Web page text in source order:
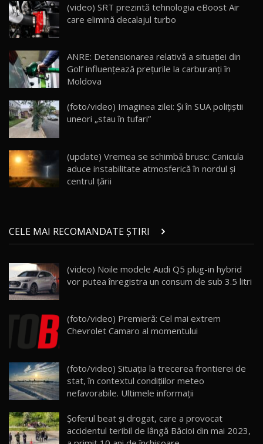
16
AutoBlogMD
13:10
17 20:06
30:08
AutoBlog.MD
23:36
20
Noul ZEEKR 7X / Test Drive AutoBlog.MD
29:08
21
Micul BYD Dolphin Surf / Test Drive
AutoBlog.MD
16:59
22
Noua Mazda 6e / Test Drive AutoBlog.MD
26:59
Lynk & Co 01 / Test Drive AutoBlog.MD
25:19
24
ZEEKR 009: Cel mai Performant și Confortabil
Van Electric Testat în Moldova / AutoBlog.MD
26:38
25
mai Exclusiv și Puternic Defender Testat în
Moldova
32:21
(video) SRT prezintă tehnologia eBoost Air
care elimină decalajul turbo
ANRE: Detensionarea relativă a situației din
Golf influențează prețurile la carburanți în
Moldova
(foto/video) Imaginea zilei: Și în SUA polițiștii
uneori „stau în tufari”
(update) Vremea se schimbă brusc: Canicula
aduce instabilitate atmosferică în nordul și
centrul țării
CELE MAI RECOMANDATE ȘTIRI
(video) Noile modele Audi Q5 plug-in hybrid
vor putea înregistra un consum de sub 3.5 litri
(foto/video) Premieră: Cel mai extrem
Chevrolet Camaro al momentului
(foto/video) Situația la trecerea frontierei de
stat, în contextul condițiilor meteo
nefavorabile. Ultimele informații
Șoferul beat și drogat, care a provocat
accidentul teribil de lângă Băcioi din mai 2023,